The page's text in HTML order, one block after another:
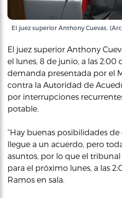
El juez superior Anthony Cuevas.
El juez superior Anthony
el lunes, 8 de junio, a las 2:00
demanda presentada por el
contra la Autoridad de
por interrupciones
potable.
“Hay buenas posibilidades
llegue a un acuerdo, pero
asuntos, por lo que el tribunal
para el próximo lunes, a las
Ramos en sala.